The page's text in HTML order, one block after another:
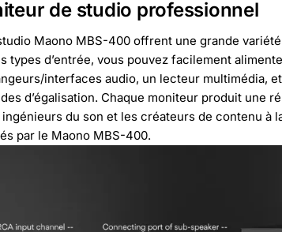
de studio professionnel
Maono MBS-400 offrent une grande
types d’entrée, vous pouvez facilement
interfaces audio, un lecteur multimédia,
d’égalisation. Chaque moniteur produit une
du son et les créateurs de contenu à
par le Maono MBS-400.